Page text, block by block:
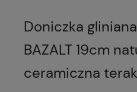
Doniczka
BAZALT 19cm
ceramiczna